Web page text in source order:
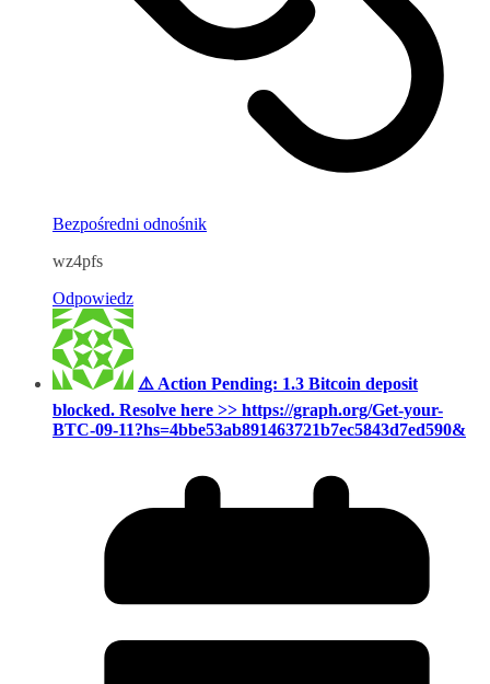
Bezpośredni odnośnik
wz4pfs
Odpowiedz
⚠️ Action Pending: 1.3 Bitcoin deposit
blocked. Resolve here >> https://graph.org/Get-your-
BTC-09-11?hs=4bbe53ab891463721b7ec5843d7ed590&